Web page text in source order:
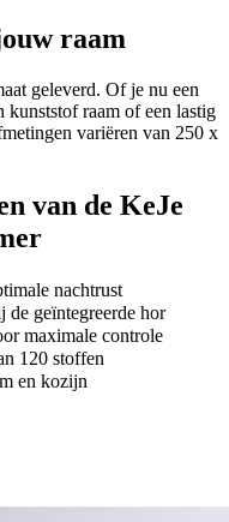
raam
geleverd. Of je nu een
kunststof raam of een lastig
variëren van 250 x
van de KeJe
nachtrust
de geïntegreerde hor
maximale controle
120 stoffen
en kozijn